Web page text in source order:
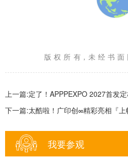
版 权 所 有，未 经 书 面
上一篇:定了！APPPEXPO 2027首发
我要参观